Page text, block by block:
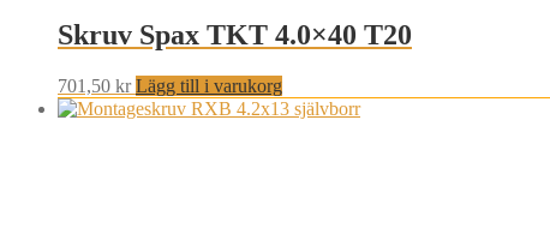
Skruv Spax TKT 4.0×40 T20
701,50 kr Lägg till i varukorg